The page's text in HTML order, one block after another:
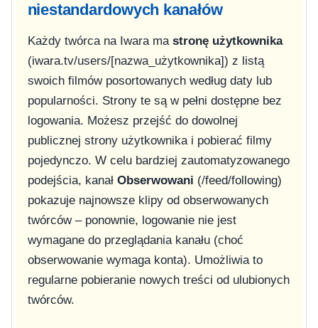
niestandardowych kanałów
Każdy twórca na Iwara ma stronę użytkownika
(iwara.tv/users/[nazwa_użytkownika]) z listą
swoich filmów posortowanych według daty lub
popularności. Strony te są w pełni dostępne bez
logowania. Możesz przejść do dowolnej
publicznej strony użytkownika i pobierać filmy
pojedynczo. W celu bardziej zautomatyzowanego
podejścia, kanał Obserwowani (/feed/following)
pokazuje najnowsze klipy od obserwowanych
twórców – ponownie, logowanie nie jest
wymagane do przeglądania kanału (choć
obserwowanie wymaga konta). Umożliwia to
regularne pobieranie nowych treści od ulubionych
twórców.